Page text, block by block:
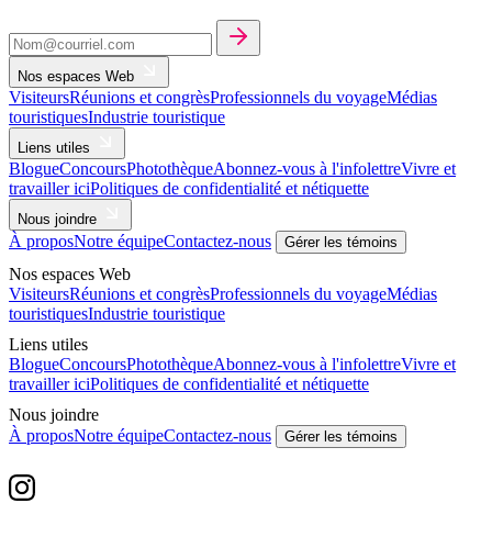
Nos espaces Web
VisiteursRéunions et congrèsProfessionnels du voyageMédias
touristiquesIndustrie touristique
Liens utiles
BlogueConcoursPhotothèqueAbonnez-vous à l'infolettreVivre et
travailler iciPolitiques de confidentialité et nétiquette
Nous joindre
À proposNotre équipeContactez-nous Gérer les témoins
Nos espaces Web
VisiteursRéunions et congrèsProfessionnels du voyageMédias
touristiquesIndustrie touristique
Liens utiles
BlogueConcoursPhotothèqueAbonnez-vous à l'infolettreVivre et
travailler iciPolitiques de confidentialité et nétiquette
Nous joindre
À proposNotre équipeContactez-nous Gérer les témoins